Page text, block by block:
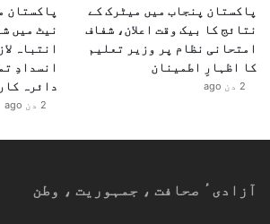
پاکستان پنجاب میں میٹرک کے
نتائج کا بیک وقت اعلان، شفاف
امتحانی نظام پر وزیر تعلیم
کا اظہارِ اطمینان
2 دن ago
پاکستان
نیٹ میں
انتباہ
انسدادِ
دائرہ
2 دن ago
آزادیٴ صحافت ، جمہوریت ، وطن